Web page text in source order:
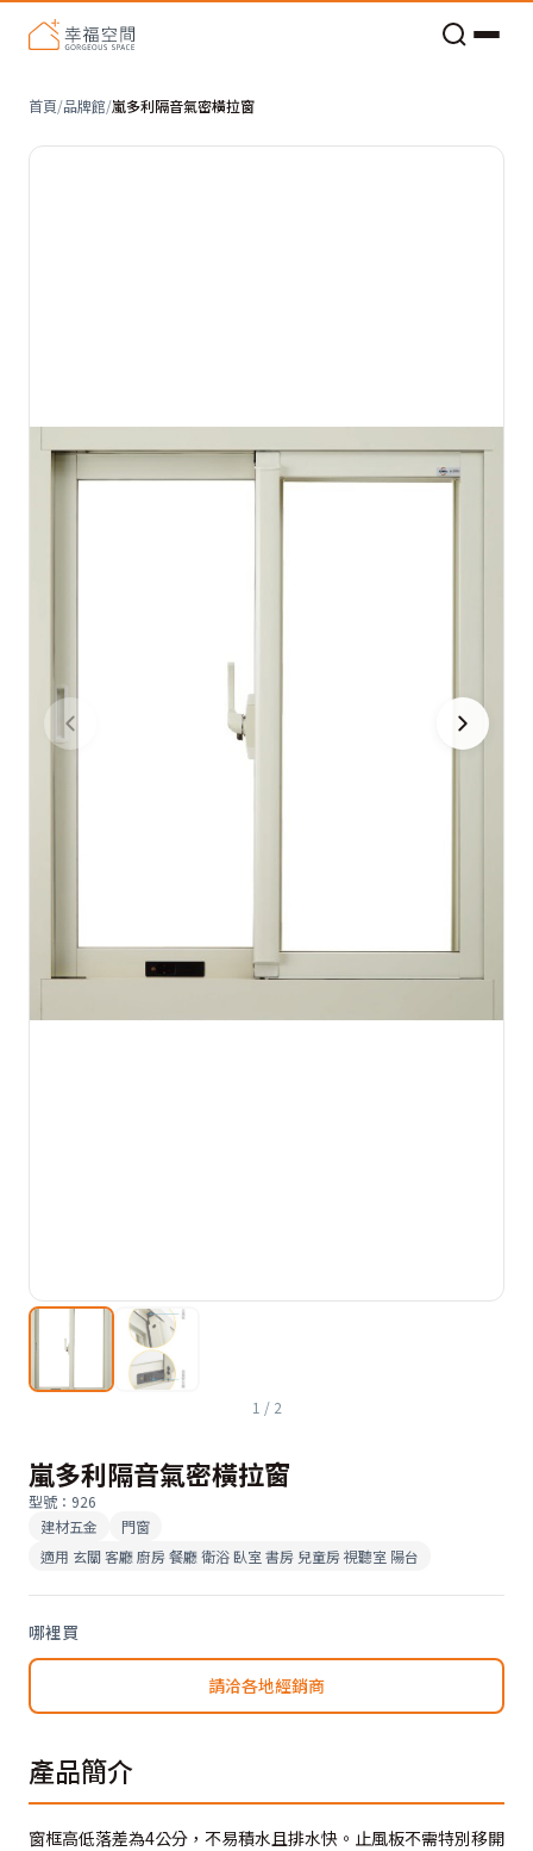
首頁/品牌館/嵐多利隔音氣密橫拉窗
1 / 2
嵐多利隔音氣密橫拉窗
型號 ： 926
建材五金
門窗
適用 玄關 客廳 廚房 餐廳 衛浴 臥室 書房 兒童房 視聽室 陽台
哪裡買
請洽各地經銷商
產品簡介
窗框高低落差為4公分，不易積水且排水快。止風板不需特別移開